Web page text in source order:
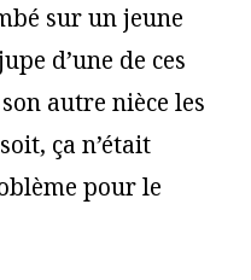
sur un jeune
d’une de ces
autre nièce les
ça n’était
pour le